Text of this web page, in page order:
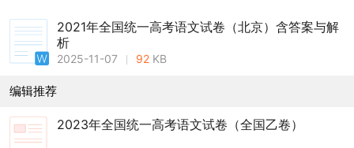
2021年全国统一高考语文试卷（北京）含答案与解
析
2025-11-07 92 KB
编辑推荐
2023年全国统一高考语文试卷（全国乙卷）